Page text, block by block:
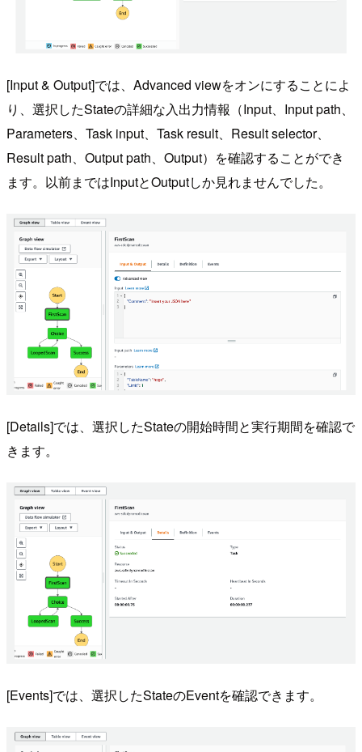
[Input & Output]では、Advanced viewをオンにすることによ
り、選択したStateの詳細な入出力情報（Input、Input path、
Parameters、Task input、Task result、Result selector、
Result path、Output path、Output）を確認することができ
ます。以前まではInputとOutputしか見れませんでした。
[Details]では、選択したStateの開始時間と実行期間を確認で
きます。
[Events]では、選択したStateのEventを確認できます。